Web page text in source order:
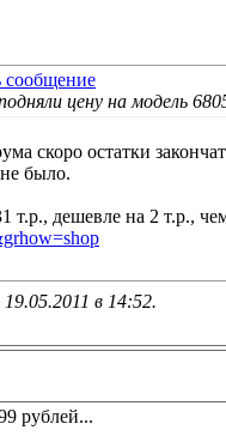
цену на модель
скоро остатки
было.
т.р., дешевле на 2 т.р.,
в 14:52.
рублей...